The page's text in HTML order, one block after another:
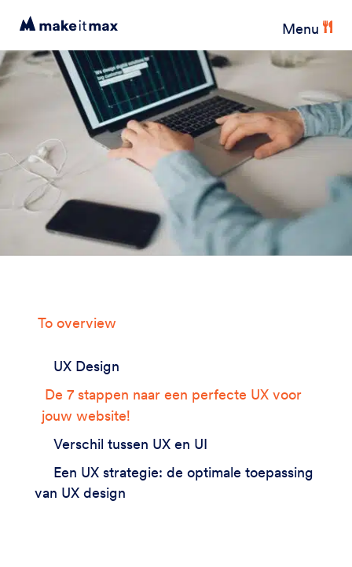
Menu
To overview
UX Design
De 7 stappen naar een perfecte UX voor
jouw website!
Verschil tussen UX en UI
Een UX strategie: de optimale toepassing
van UX design